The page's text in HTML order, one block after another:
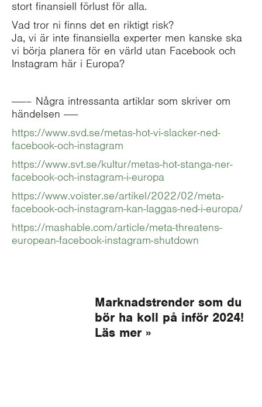
stort finansiell förlust för alla.
Vad tror ni finns det en riktigt risk?
Ja, vi är inte finansiella experter men kanske ska
vi börja planera för en värld utan Facebook och
Instagram här i Europa?
——– Några intressanta artiklar som skriver om
händelsen ——
https://www.svd.se/metas-hot-vi-slacker-ned-
facebook-och-instagram
https://www.svt.se/kultur/metas-hot-stanga-ner-
facebook-och-instagram-i-europa
https://www.voister.se/artikel/2022/02/meta-
facebook-och-instagram-kan-laggas-ned-i-europa/
https://mashable.com/article/meta-threatens-
european-facebook-instagram-shutdown
Marknadstrender som du
bör ha koll på inför 2024!
Läs mer »